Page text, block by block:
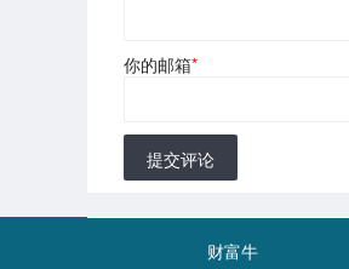
你的邮箱*
提交评论
财富牛